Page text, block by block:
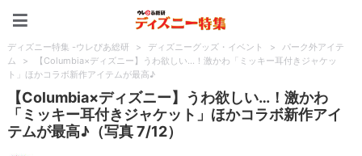
ディズニー特集 -ウレぴあ総研 > ディズニーグッズ・イベント >
パーク外アイテ
ム
>
【Columbia×ディズニー】うわ欲しい…！激かわ「ミッキー耳付きジャケッ
ト」ほかコラボ新作アイテムが最高♪
【Columbia×ディズニー】うわ欲しい…！激かわ
「ミッキー耳付きジャケット」ほかコラボ新作アイ
テムが最高♪（写真 7/12）